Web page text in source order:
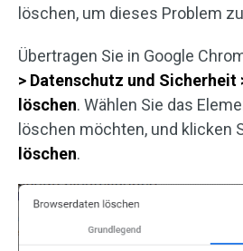
löschen, um dieses Problem
Übertragen Sie in Google
> Datenschutz und Sicherheit
löschen. Wählen Sie das
löschen möchten, und klicken
löschen.